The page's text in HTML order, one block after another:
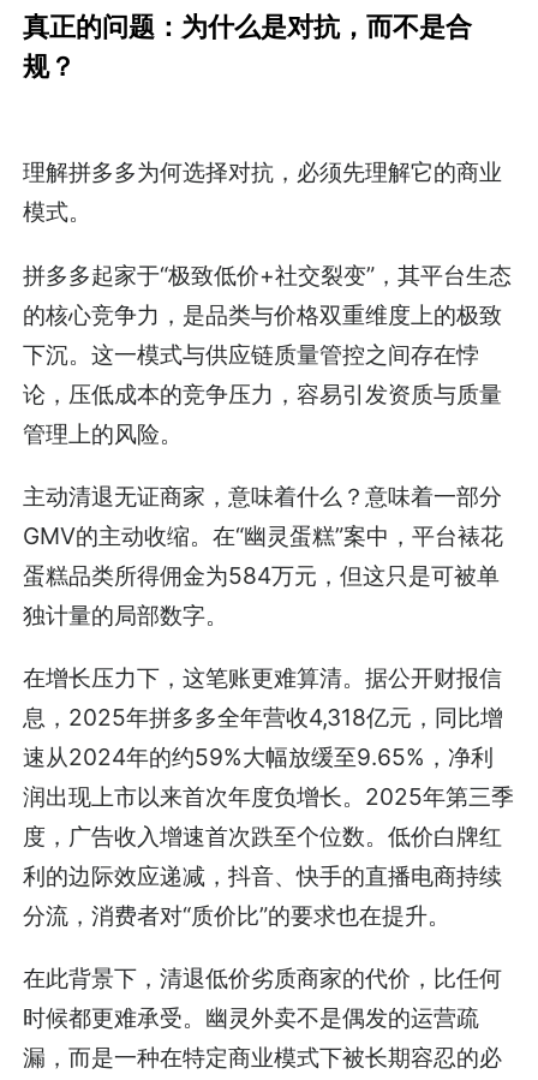
真正的问题：为什么是对抗，而不是合
规？
理解拼多多为何选择对抗，必须先理解它的商业
模式。
拼多多起家于“极致低价+社交裂变”，其平台生态
的核心竞争力，是品类与价格双重维度上的极致
下沉。这一模式与供应链质量管控之间存在悖
论，压低成本的竞争压力，容易引发资质与质量
管理上的风险。
主动清退无证商家，意味着什么？意味着一部分
GMV的主动收缩。在“幽灵蛋糕”案中，平台裱花
蛋糕品类所得佣金为584万元，但这只是可被单
独计量的局部数字。
在增长压力下，这笔账更难算清。据公开财报信
息，2025年拼多多全年营收4,318亿元，同比增
速从2024年的约59%大幅放缓至9.65%，净利
润出现上市以来首次年度负增长。2025年第三季
度，广告收入增速首次跌至个位数。低价白牌红
利的边际效应递减，抖音、快手的直播电商持续
分流，消费者对“质价比”的要求也在提升。
在此背景下，清退低价劣质商家的代价，比任何
时候都更难承受。幽灵外卖不是偶发的运营疏
漏，而是一种在特定商业模式下被长期容忍的必